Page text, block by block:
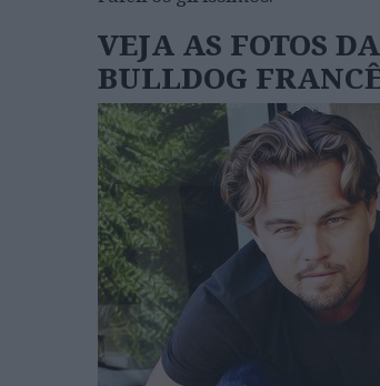
VEJA AS FOTOS
BULLDOG